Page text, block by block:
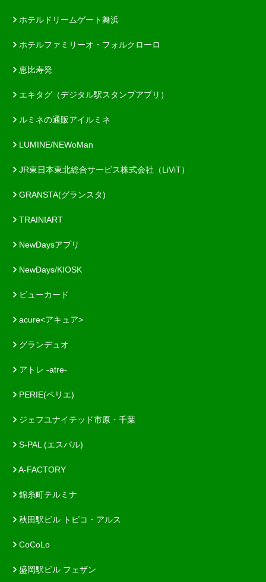
ホテルドリームゲート舞浜
ホテルファミリーオ・フォルクローロ
恵比寿発
エキタグ（デジタル駅スタンプアプリ）
ルミネの通販アイルミネ
LUMINE/NEWoMan
JR東日本東北総合サービス株式会社（LiViT）
GRANSTA(グランスタ)
TRAINIART
NewDaysアプリ
NewDays/KIOSK
ビューカード
acure<アキュア>
グランデュオ
アトレ -atre-
PERIE(ペリエ)
ジェフユナイテッド市原・千葉
S-PAL (エスパル)
A-FACTORY
錦糸町テルミナ
秋田駅ビル トピコ・アルス
CoCoLo
盛岡駅ビル フェザン